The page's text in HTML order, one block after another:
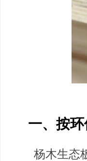
一、按
杨木生态